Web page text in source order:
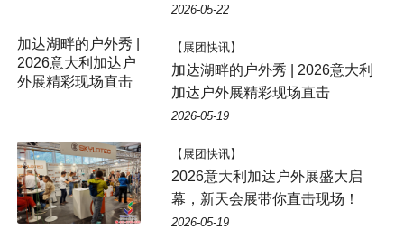
2026-05-22
加达湖畔的户外秀 |
2026意大利加达户
外展精彩现场直击
【展团快讯】
加达湖畔的户外秀 | 2026意大利
加达户外展精彩现场直击
2026-05-19
【展团快讯】
2026意大利加达户外展盛大启
幕，新天会展带你直击现场！
2026-05-19